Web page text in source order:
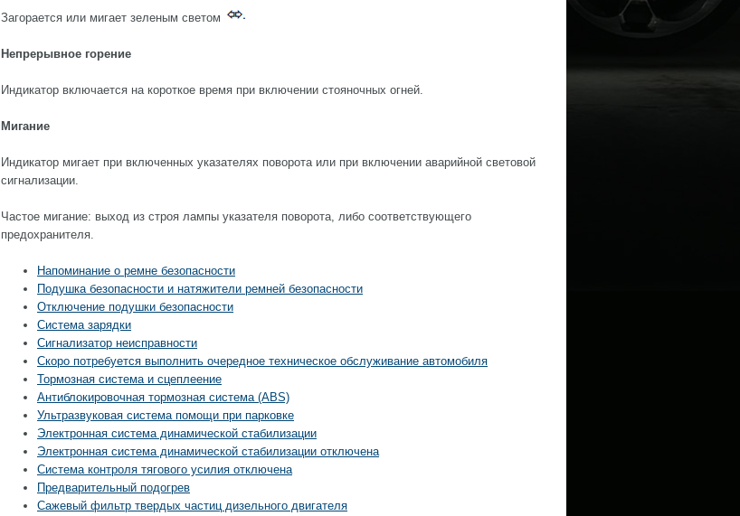
Загорается или мигает зеленым светом
Непрерывное горение
Индикатор включается на короткое время при включении стояночных огней.
Мигание
Индикатор мигает при включенных указателях поворота или при включении аварийной световой
сигнализации.
Частое мигание: выход из строя лампы указателя поворота, либо соответствующего
предохранителя.
Напоминание о ремне безопасности
Подушка безопасности и натяжители ремней безопасности
Отключение подушки безопасности
Система зарядки
Сигнализатор неисправности
Скоро потребуется выполнить очередное техническое обслуживание автомобиля
Тормозная система и сцеплeeние
Антиблокировочная тормозная система (ABS)
Ультразвуковая система помощи при парковке
Электронная система динамической стабилизации
Электронная система динамической стабилизации отключена
Система контроля тягового усилия отключена
Предварительный подогрев
Сажевый фильтр твердых частиц дизельного двигателя